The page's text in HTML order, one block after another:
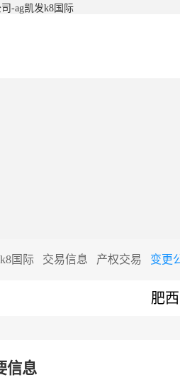
-ag凯发k8国际
国际 交易信息 产权交易 变更
肥
信息